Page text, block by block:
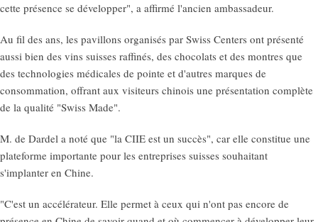
cette présence se développer", a affirmé l'ancien ambassadeur.
Au fil des ans, les pavillons organisés par Swiss Centers ont présenté
aussi bien des vins suisses raffinés, des chocolats et des montres que
des technologies médicales de pointe et d'autres marques de
consommation, offrant aux visiteurs chinois une présentation complète
de la qualité "Swiss Made".
M. de Dardel a noté que "la CIIE est un succès", car elle constitue une
plateforme importante pour les entreprises suisses souhaitant
s'implanter en Chine.
"C'est un accélérateur. Elle permet à ceux qui n'ont pas encore de